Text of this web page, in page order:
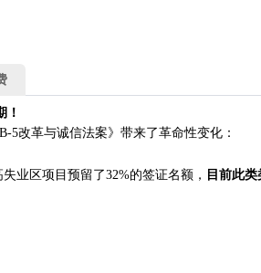
！
5改革与诚信法案》带来了革命性变化：
业区项目预留了32%的签证名额， 目前此